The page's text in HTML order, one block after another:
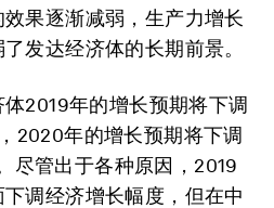
果逐渐减弱，生产力增长
发达经济体的长期前景。
2019年的增长预期将下调
2020年的增长预期将下调
尽管出于各种原因，2019
调经济增长幅度，但在中